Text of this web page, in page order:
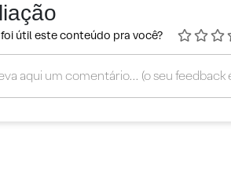
útil este conteúdo pra você?